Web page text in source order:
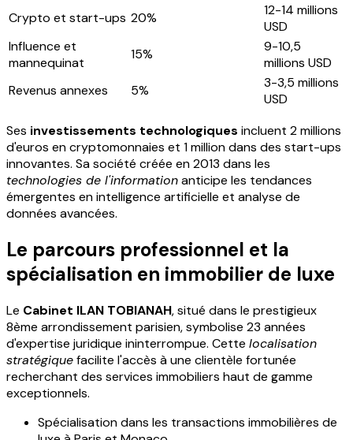
Crypto et start-ups 20%
12-14 millions
USD
Influence et
mannequinat
15%
9-10,5
millions USD
Revenus annexes
5%
3-3,5 millions
USD
Ses investissements technologiques incluent 2 millions
d'euros en cryptomonnaies et 1 million dans des start-ups
innovantes. Sa société créée en 2013 dans les
technologies de l'informationanticipe les tendances
émergentes en intelligence artificielle et analyse de
données avancées.
Le parcours professionnel et la
spécialisation en immobilier de luxe
Le Cabinet ILAN TOBIANAH, situé dans le prestigieux
8ème arrondissement parisien, symbolise 23 années
d'expertise juridique ininterrompue. Cette localisation
stratégiquefacilite l'accès à une clientèle fortunée
recherchant des services immobiliers haut de gamme
exceptionnels.
Spécialisation dans les transactions immobilières de